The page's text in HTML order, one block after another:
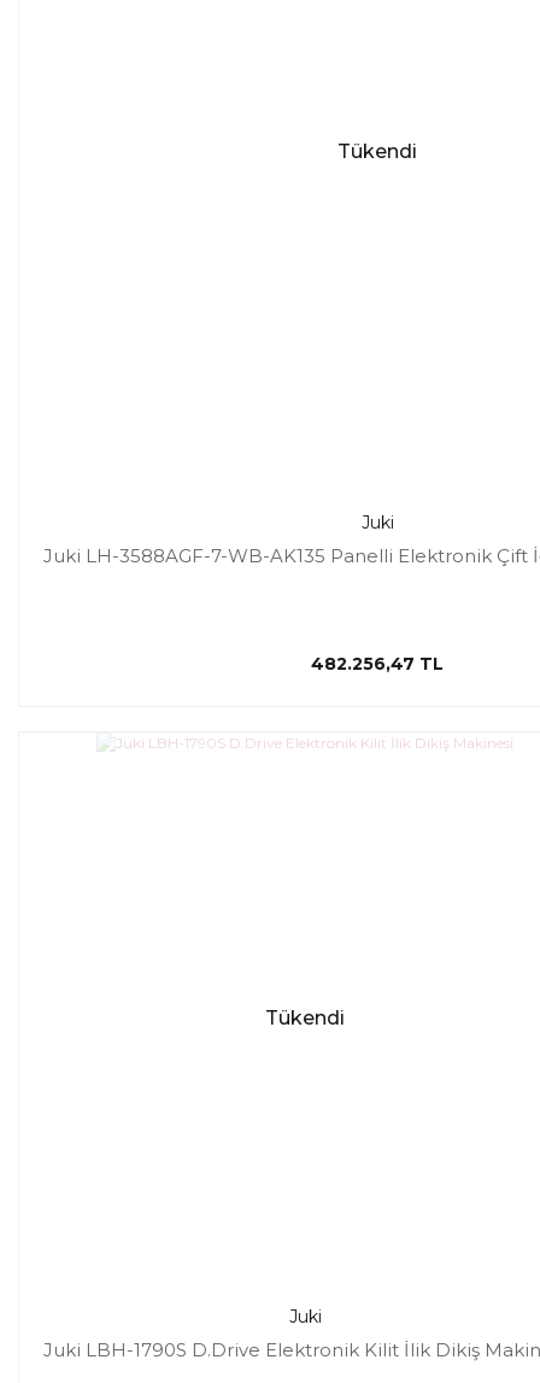
Tükendi
Juki
Juki LH-3588AGF-7-WB-AK135 Panelli Elektronik Çift
482.256,47 TL
Tükendi
Juki
Juki LBH-1790S D.Drive Elektronik Kilit İlik Dikiş